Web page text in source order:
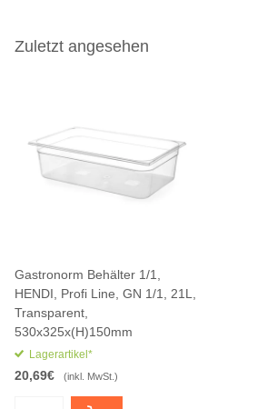
Zuletzt angesehen
Gastronorm Behälter 1/1,
HENDI, Profi Line, GN 1/1, 21L,
Transparent,
530x325x(H)150mm
Lagerartikel*
20,69€ (inkl. MwSt.)